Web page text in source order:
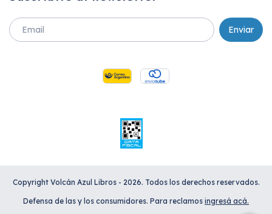
Copyright Volcán Azul Libros - 2026. Todos los derechos reservados.
Defensa de las y los consumidores. Para reclamos ingresá acá.